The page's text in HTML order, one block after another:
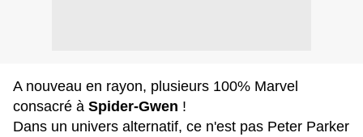
A nouveau en rayon, plusieurs 100% Marvel
consacré à Spider-Gwen !
Dans un univers alternatif, ce n'est pas Peter Parker